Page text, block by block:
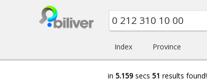
Index Province
in 5.159 secs 51 results found!